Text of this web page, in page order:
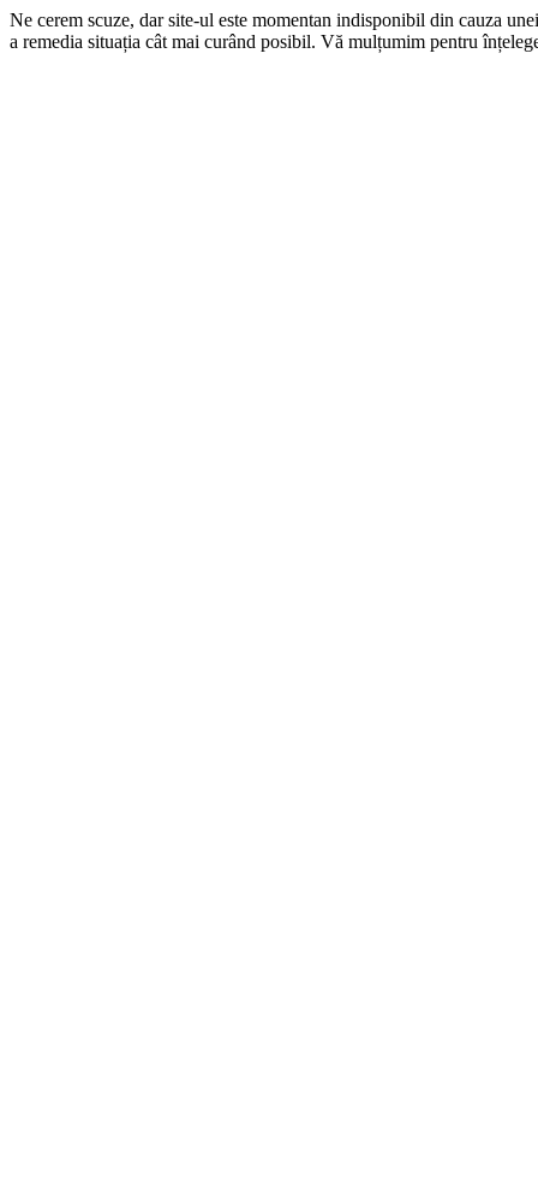
Ne cerem scuze, dar site-ul este momentan indisponibil din cauza
a remedia situația cât mai curând posibil. Vă mulțumim pentru